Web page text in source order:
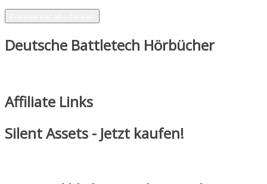
Deutsche Battletech Hörbücher
Affiliate Links
Silent Assets - Jetzt kaufen!